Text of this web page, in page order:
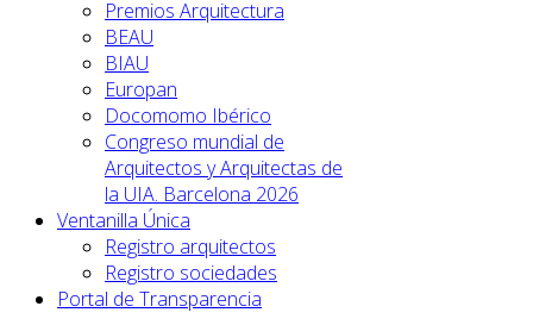
Premios Arquitectura
BEAU
BIAU
Europan
Docomomo Ibérico
Congreso mundial de
Arquitectos y Arquitectas de
la UIA. Barcelona 2026
Ventanilla Única
Registro arquitectos
Registro sociedades
Portal de Transparencia